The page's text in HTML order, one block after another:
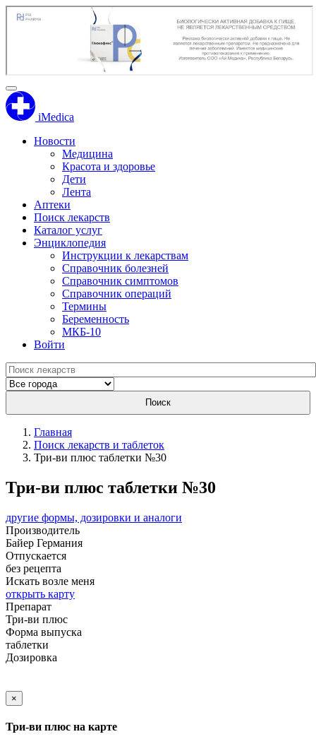
iMedica
Новости
Медицина
Красота и здоровье
Дети
Лента
Аптеки
Поиск лекарств
Каталог услуг
Энциклопедия
Инструкции к лекарствам
Справочник болезней
Справочник симптомов
Справочник операций
Термины
Беременность
МКБ-10
Войти
Поиск
Главная
Поиск лекарств и таблеток
Три-ви плюс таблетки №30
Три-ви плюс таблетки №30
другие формы, дозировки и аналоги
Производитель
Байер Германия
Отпускается
без рецепта
Искать возле меня
открыть карту
Препарат
Три-ви плюс
Форма выпуска
таблетки
Дозировка
×
Три-ви плюс на карте